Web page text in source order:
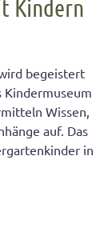
Kindern
begeistert
Wissen,
auf. Das
in